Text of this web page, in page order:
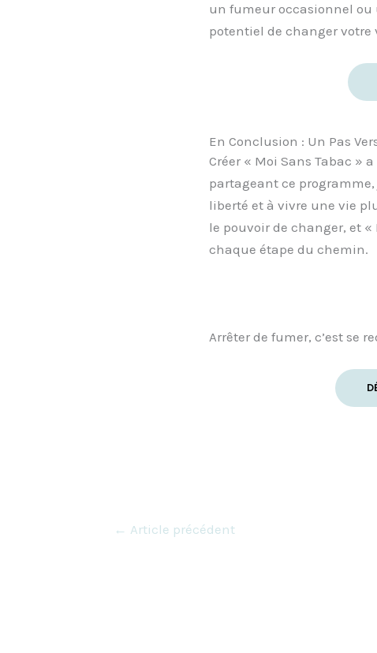
un fumeur occasionnel ou
potentiel de changer votre
En Conclusion : Un Pas
Créer « Moi Sans Tabac »
partageant ce programme,
liberté et à vivre une vie
le pouvoir de changer, et
chaque étape du chemin.
Arrêter de fumer, c’est se
← Article précédent